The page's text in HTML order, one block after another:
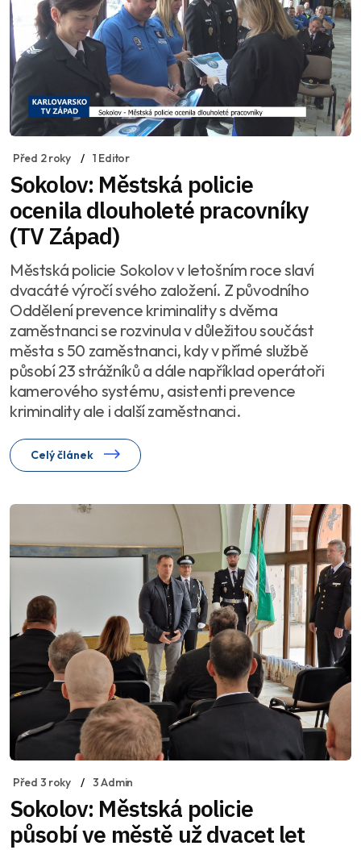
Před 2 roky 1 Editor
Sokolov: Městská policie
ocenila dlouholeté pracovníky
(TV Západ)
Městská policie Sokolov v letošním roce slaví
dvacáté výročí svého založení. Z původního
Oddělení prevence kriminality s dvěma
zaměstnanci se rozvinula v důležitou součást
města s 50 zaměstnanci, kdy v přímé službě
působí 23 strážníků a dále například operátoři
kamerového systému, asistenti prevence
kriminality ale i další zaměstnanci.
Celý článek
Před 3 roky 3 Admin
Sokolov: Městská policie
působí ve městě už dvacet let